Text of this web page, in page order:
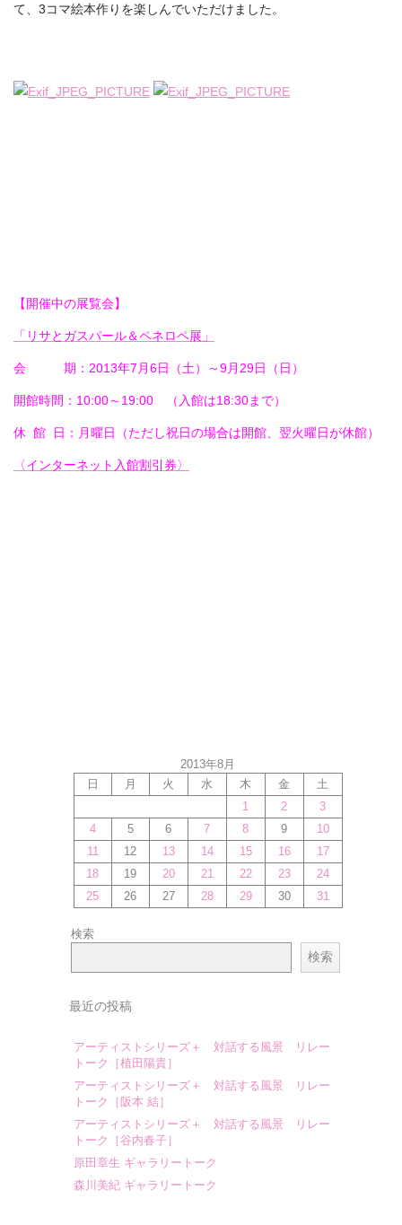
て、3コマ絵本作りを楽しんでいただけました。
【開催中の展覧会】
「リサとガスパール＆ペネロペ展」
会 期：2013年7月6日（土）～9月29日（日）
開館時間：10:00～19:00 （入館は18:30まで）
休 館 日：月曜日（ただし祝日の場合は開館、翌火曜日が休館）
〈インターネット入館割引券〉
2013年8月
日
月 火 水 木 金
土
1
2
3
4
5 6 7 8 9
10
11
12 13 14 15 16
17
18
19 20 21 22 23
24
25
26 27 28 29 30 31
検索
検索
最近の投稿
アーティストシリーズ＋ 対話する風景 リレー
トーク［植田陽貴］
アーティストシリーズ＋ 対話する風景 リレー
トーク［阪本 結］
アーティストシリーズ＋ 対話する風景 リレー
トーク［谷内春子］
原田章生 ギャラリートーク
森川美紀 ギャラリートーク